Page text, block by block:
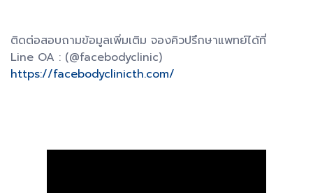
ติดต่อสอบถามข้อมูลเพิ่มเติม จองคิวปรึกษาแพทย์ได้ที่
Line OA : (@facebodyclinic)
https://facebodyclinicth.com/